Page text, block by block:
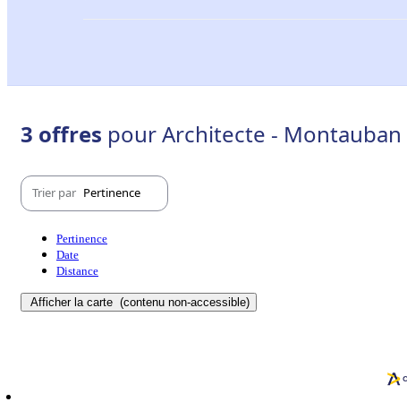
3 offres pour Architecte - Montauban
Trier par Pertinence
Pertinence
Date
Distance
Afficher la carte (contenu non-accessible)